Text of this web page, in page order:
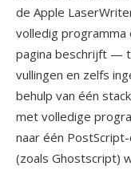
de Apple
volledig
pagina beschrijft —
vullingen en zelfs
behulp van één
met volledige
naar één
(zoals Ghostscript)